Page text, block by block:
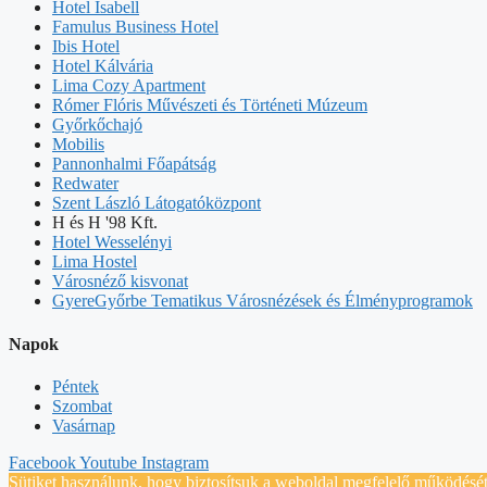
Hotel Isabell
Famulus Business Hotel
Ibis Hotel
Hotel Kálvária
Lima Cozy Apartment
Rómer Flóris Művészeti és Történeti Múzeum
Győrkőchajó
Mobilis
Pannonhalmi Főapátság
Redwater
Szent László Látogatóközpont
H és H '98 Kft.
Hotel Wesselényi
Lima Hostel
Városnéző kisvonat
GyereGyőrbe Tematikus Városnézések és Élményprogramok
Napok
Péntek
Szombat
Vasárnap
FacebookYoutube Instagram
Sütiket használunk, hogy biztosítsuk a weboldal megfelelő